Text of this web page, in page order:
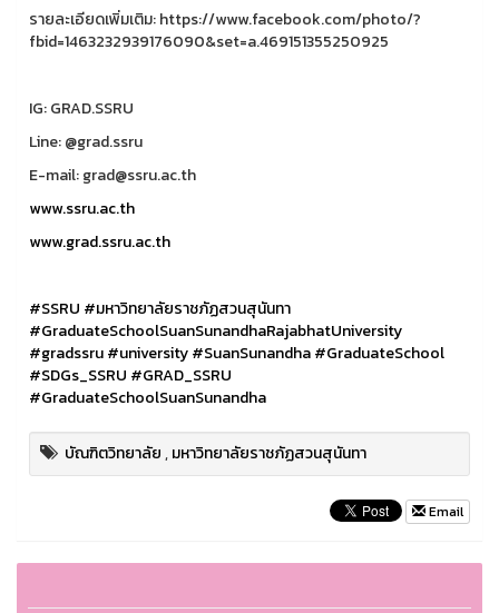
รายละเอียดเพิ่มเติม: https://www.facebook.com/photo/?
fbid=1463232939176090&set=a.469151355250925
IG: GRAD.SSRU
Line: @grad.ssru
E-mail: grad@ssru.ac.th
www.ssru.ac.th
www.grad.ssru.ac.th
#SSRU #มหาวิทยาลัยราชภัฏสวนสุนันทา
#GraduateSchoolSuanSunandhaRajabhatUniversity
#gradssru#university#SuanSunandha#GraduateSchool
#SDGs_SSRU #GRAD_SSRU
#GraduateSchoolSuanSunandha
บัณฑิตวิทยาลัย,มหาวิทยาลัยราชภัฏสวนสุนันทา
Email